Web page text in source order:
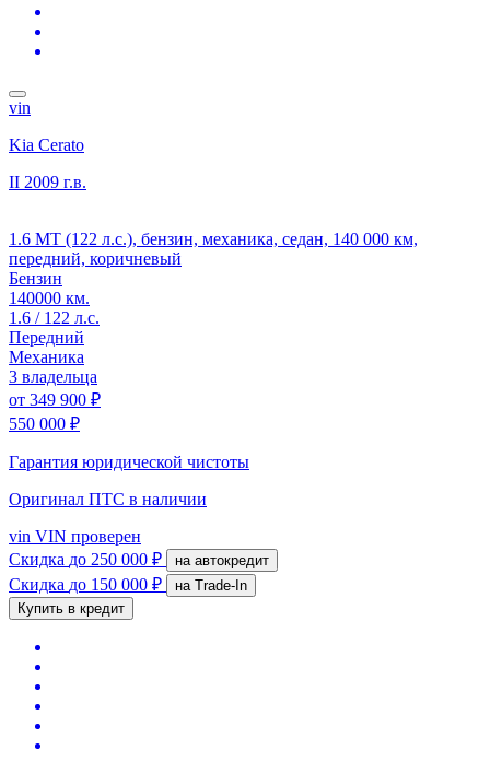
vin
Kia Cerato
II 2009 г.в.
1.6 MT (122 л.с.), бензин, механика, седан, 140 000 км,
передний, коричневый
Бензин
140000 км.
1.6 / 122 л.с.
Передний
Механика
3 владельца
от 349 900 ₽
550 000 ₽
Гарантия юридической чистоты
Оригинал ПТС в наличии
vin VIN проверен
Скидка до 250 000 ₽ на автокредит
Скидка до 150 000 ₽
на Trade-In
Купить в кредит